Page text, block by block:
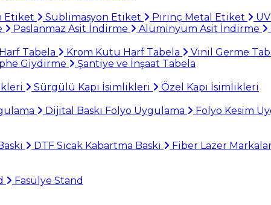
Etiket Sublimasyon Etiket Pirinç Metal Etiket
Paslanmaz Asit İndirme Alüminyum Asit İndirme
Tabela Krom Kutu Harf Tabela Vinil Germe
Giydirme Şantiye ve İnşaat Tabela
Sürgülü Kapı İsimlikleri Özel Kapı İsimlikleri
Dijital Baskı Folyo Uygulama Folyo Kesim
DTF Sıcak Kabartma Baskı Fiber Lazer
Fasülye Stand